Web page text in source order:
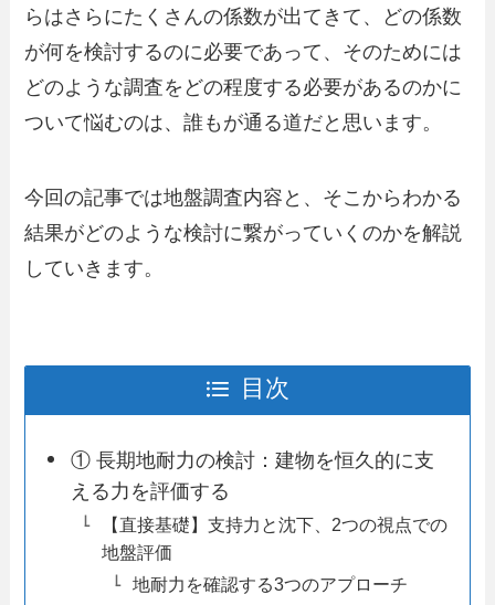
らはさらにたくさんの係数が出てきて、どの係数
が何を検討するのに必要であって、そのためには
どのような調査をどの程度する必要があるのかに
ついて悩むのは、誰もが通る道だと思います。
今回の記事では地盤調査内容と、そこからわかる
結果がどのような検討に繋がっていくのかを解説
していきます。
目次
① 長期地耐力の検討：建物を恒久的に支
える力を評価する
【直接基礎】支持力と沈下、2つの視点での
地盤評価
地耐力を確認する3つのアプローチ